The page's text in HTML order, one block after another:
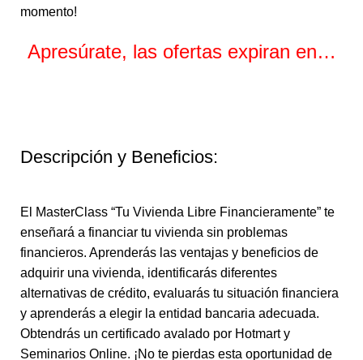
momento!
Apresúrate, las ofertas expiran en…
Descripción y Beneficios:
El MasterClass “Tu Vivienda Libre Financieramente” te
enseñará a financiar tu vivienda sin problemas
financieros. Aprenderás las ventajas y beneficios de
adquirir una vivienda, identificarás diferentes
alternativas de crédito, evaluarás tu situación financiera
y aprenderás a elegir la entidad bancaria adecuada.
Obtendrás un certificado avalado por Hotmart y
Seminarios Online. ¡No te pierdas esta oportunidad de